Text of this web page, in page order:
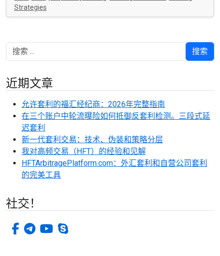
Strategies
搜索
近期文章
允许套利的福汇经纪商：2026年完整指南
在三个账户中轮流曝险如何抵御反套利检测。三段式延
迟套利
新一代套利交易：技术、伪装和策略分层
我对高频交易（HFT）的经验和见解
HFTArbitragePlatform.com：外汇套利和自营公司套利
的完美工具
社交！
facebook-f
电传 视频电话